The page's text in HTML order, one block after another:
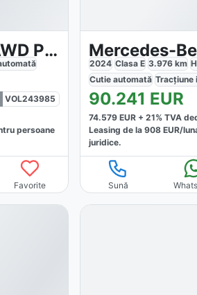
Volvo XC60 Ultra Dark T8 AWD Plug-in
VOL243985
persoane
Favorite
2024 Clasa E 3.976km
Cutie automată Tracțiune
90.241 EUR
74.579EUR + 21% TVA
Leasing de la 908EUR/
juridice.
Sună